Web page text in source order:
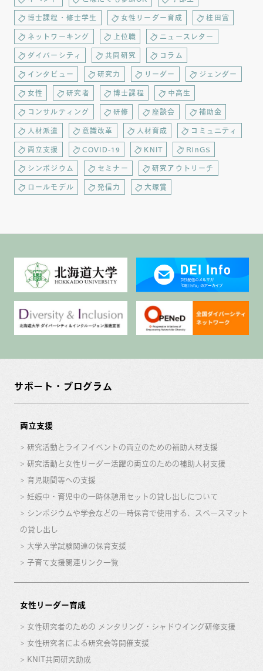
博士課程・修士学生 女性リーダー育成 桂田賞
ネットワーキング 上位職 ニュースレター
ダイバーシティ 共同研究 コラム
インタビュー 研究力 リーダー ジェンダー
女性 研究者 博士課程 中高生
コンサルティング 研修 座談会 補助金
人材派遣 意識改革 人材育成 コミュニティ
両立支援 COVID-19 KNIT RinGS
シンポジウム セミナー 研究アウトリーチ
ロールモデル 発信力 大塚賞
サポート・プログラム
両立支援
研究活動とライフイベントの両立のための補助人材支援
研究活動と女性リーダー活躍の両立のための補助人材支援
育児期間等への支援
妊娠中・育児中の一時休憩用セットの貸し出しについて
シンポジウムや学会などの一時保育で使用する、スペースマット
の貸し出し
大学入学試験関連の保育支援
子育て支援関連リンク一覧
女性リーダー育成
女性研究者のための メンタリング・シャドウイング研修支援
女性研究者による研究会等開催支援
KNIT共同研究助成